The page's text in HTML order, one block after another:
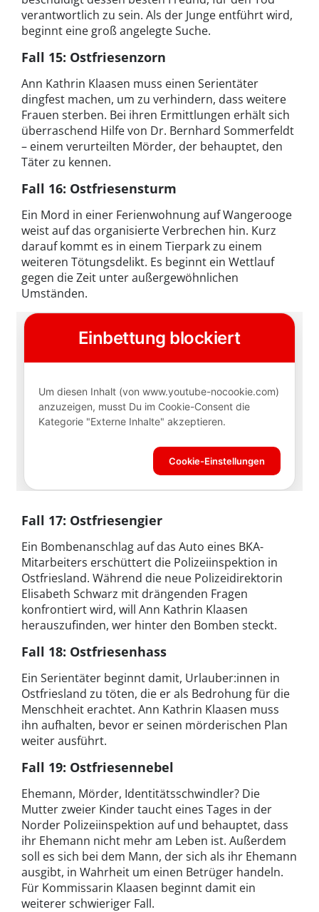
verantwortlich zu sein. Als der Junge entführt wird,
beginnt eine groß angelegte Suche.
Fall 15: Ostfriesenzorn
Ann Kathrin Klaasen muss einen Serientäter
dingfest machen, um zu verhindern, dass weitere
Frauen sterben. Bei ihren Ermittlungen erhält sich
überraschend Hilfe von Dr. Bernhard Sommerfeldt
– einem verurteilten Mörder, der behauptet, den
Täter zu kennen.
Fall 16: Ostfriesensturm
Ein Mord in einer Ferienwohnung auf Wangerooge
weist auf das organisierte Verbrechen hin. Kurz
darauf kommt es in einem Tierpark zu einem
weiteren Tötungsdelikt. Es beginnt ein Wettlauf
gegen die Zeit unter außergewöhnlichen
Umständen.
Fall 17: Ostfriesengier
Ein Bombenanschlag auf das Auto eines BKA-
Mitarbeiters erschüttert die Polizeiinspektion in
Ostfriesland. Während die neue Polizeidirektorin
Elisabeth Schwarz mit drängenden Fragen
konfrontiert wird, will Ann Kathrin Klaasen
herauszufinden, wer hinter den Bomben steckt.
Fall 18: Ostfriesenhass
Ein Serientäter beginnt damit, Urlauber:innen in
Ostfriesland zu töten, die er als Bedrohung für die
Menschheit erachtet. Ann Kathrin Klaasen muss
ihn aufhalten, bevor er seinen mörderischen Plan
weiter ausführt.
Fall 19: Ostfriesennebel
Ehemann, Mörder, Identitätsschwindler? Die
Mutter zweier Kinder taucht eines Tages in der
Norder Polizeiinspektion auf und behauptet, dass
ihr Ehemann nicht mehr am Leben ist. Außerdem
soll es sich bei dem Mann, der sich als ihr Ehemann
ausgibt, in Wahrheit um einen Betrüger handeln.
Für Kommissarin Klaasen beginnt damit ein
weiterer schwieriger Fall.